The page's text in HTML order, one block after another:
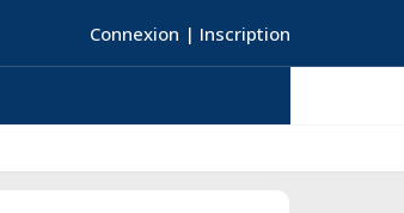
Connexion | Inscription